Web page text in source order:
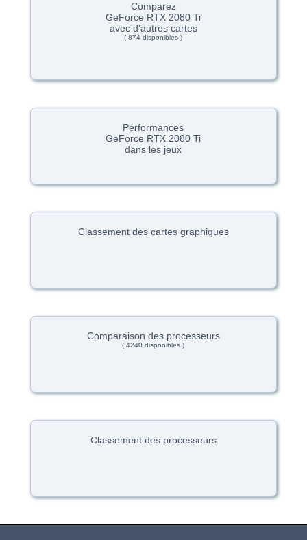
Comparez
GeForce RTX 2080 Ti
avec d'autres cartes
( 874 disponibles )
Performances
GeForce RTX 2080 Ti
dans les jeux
Classement des cartes graphiques
Comparaison des processeurs
( 4240 disponibles )
Classement des processeurs